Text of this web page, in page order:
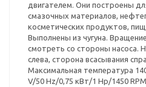
двигателем. Они построены
смазочных материалов,
косметических продуктов,
Выполнены из чугуна.
смотреть со стороны насоса.
слева, сторона всасывания
Максимальная температура
V/50 Hz/0,75 кВт/1 Hp/1450